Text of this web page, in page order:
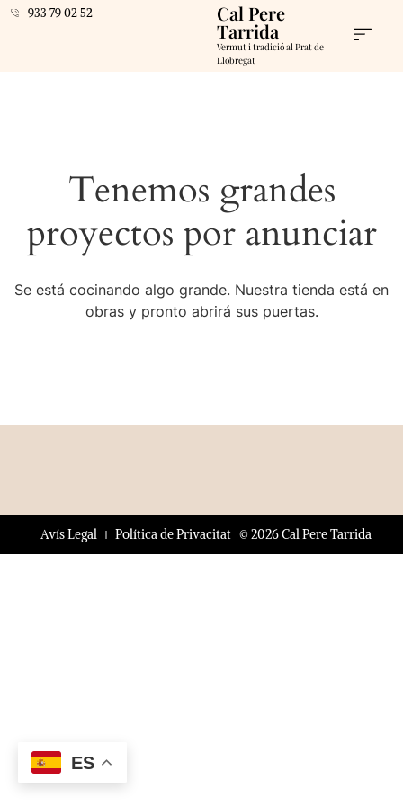
933 79 02 52 Cal Pere
Tarrida
Vermut i tradició al Prat de
Llobregat
Tenemos grandes
proyectos por anunciar
Se está cocinando algo grande. Nuestra tienda está en
obras y pronto abrirá sus puertas.
© 2026 Cal Pere Tarrida
Avís Legal Política de Privacitat
ES